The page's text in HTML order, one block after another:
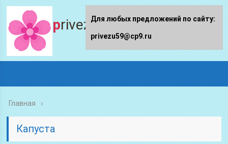
privezu59.ru
Главная
Капуста
Для любых предложений по сайту:
privezu59@cp9.ru